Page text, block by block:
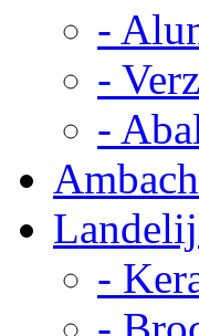
-
-
-
-